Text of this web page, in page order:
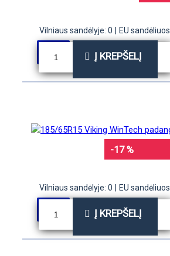
Vilniaus sandėlyje: 0 EU
Į KREPŠELĮ
-17 %
Vilniaus sandėlyje: 0 EU
Į KREPŠELĮ